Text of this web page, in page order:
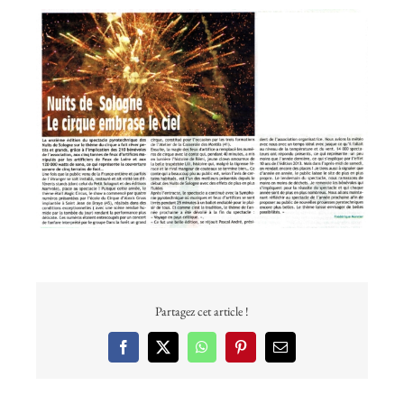
Voir
l'image
agrandie
Partagez cet article !
Facebook
X WhatsAppPinterestEmail